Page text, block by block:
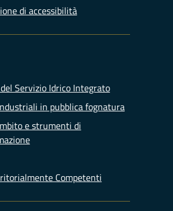
di accessibilità
Servizio Idrico Integrato
in pubblica fognatura
e strumenti di
Competenti